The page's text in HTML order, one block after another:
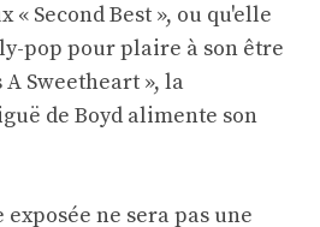
Second Best », ou qu'elle
pop pour plaire à son être
Sweetheart », la
de Boyd alimente son
ne sera pas une